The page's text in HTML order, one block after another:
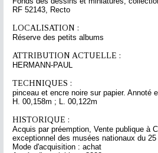
RF 52143, Recto
LOCALISATION :
Réserve des petits albums
ATTRIBUTION ACTUELLE :
HERMANN-PAUL
TECHNIQUES :
pinceau et encre noire sur papier. Annoté
H. 00,158m ; L. 00,122m
HISTORIQUE :
Acquis par préemption, Vente publique à
exceptionnel des musées nationaux du
Mode d'acquisition : achat